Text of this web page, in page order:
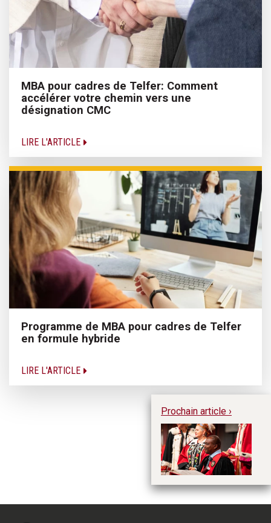
MBA pour cadres de Telfer: Comment
accélérer votre chemin vers une
désignation CMC
LIRE L'ARTICLE
Programme de MBA pour cadres de Telfer
en formule hybride
LIRE L'ARTICLE
Prochain article ›